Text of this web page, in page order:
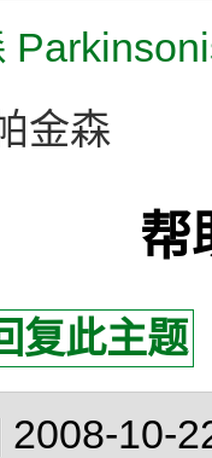
金森
帮
复此主题
10-